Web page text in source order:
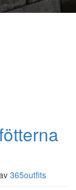
365outfits